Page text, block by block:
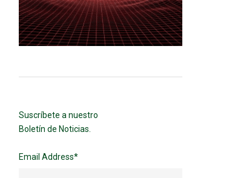
Suscríbete a nuestro
Boletín de Noticias.
Email Address*